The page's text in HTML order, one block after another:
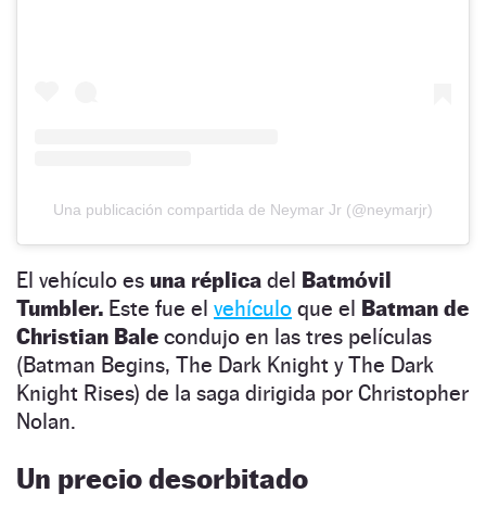
Una publicación compartida de Neymar Jr (@neymarjr)
El vehículo es una réplica del Batmóvil
Tumbler. Este fue el vehículo que el Batman de
Christian Bale condujo en las tres películas
(Batman Begins, The Dark Knight y The Dark
Knight Rises) de la saga dirigida por Christopher
Nolan.
Un precio desorbitado